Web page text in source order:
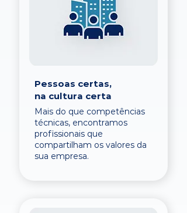
Pessoas certas,
na cultura certa
Mais do que competências
técnicas, encontramos
profissionais que
compartilham os valores da
sua empresa.